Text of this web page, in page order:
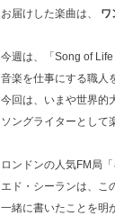
お届けした楽曲は、 ワ
今週は、「Song of Life
音楽を仕事にする職人
今回は、いまや世界的
ソングライターとして
ロンドンの人気FM局
エド・シーランは、こ
一緒に書いたことを明